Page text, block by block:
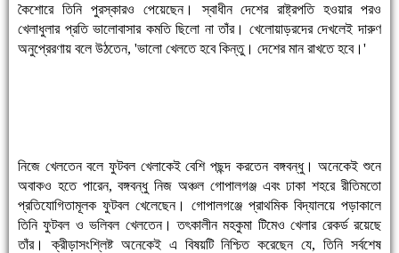
কৈশোরে তিনি পুরস্কারও পেয়েছেন। স্বাধীন দেশের রাষ্ট্রপতি হওয়ার পরও
খেলাধুলার প্রতি ভালোবাসার কমতি ছিলো না তাঁর। খেলোয়াড়রদের দেখলেই দারুণ
অনুপ্রেরণায় বলে উঠতেন, 'ভালো খেলতে হবে কিন্তু। দেশের মান রাখতে হবে।'
নিজে খেলতেন বলে ফুটবল খেলাকেই বেশি পছন্দ করতেন বঙ্গবন্ধু। অনেকেই শুনে
অবাকও হতে পারেন, বঙ্গবন্ধু নিজ অঞ্চল গোপালগঞ্জ এবং ঢাকা শহরে রীতিমতো
প্রতিযোগিতামূলক ফুটবল খেলেছেন। গোপালগঞ্জে প্রাথমিক বিদ্যালয়ে পড়াকালে
তিনি ফুটবল ও ভলিবল খেলতেন। তৎকালীন মহকুমা টিমেও খেলার রেকর্ড রয়েছে
তাঁর। ক্রীড়াসংশ্লিষ্ট অনেকেই এ বিষয়টি নিশ্চিত করেছেন যে, তিনি সর্বশেষ